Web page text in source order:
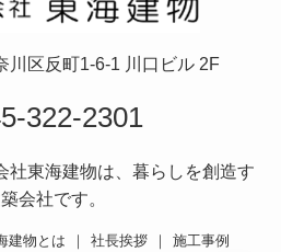
川区反町1-6-1 川口ビル 2F
322-2301
社東海建物は、暮らしを創造す
会社です。
建物とは ｜ 社長挨拶 ｜
施工事例